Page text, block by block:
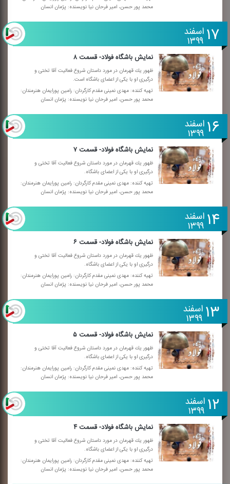
محمد پور حسن، امیر فرحان نیا نویسنده: پژمان انسان
۱۷اسفند
۱۳۹۹
نمایش باشگاه فولاد- قسمت ۸
ظهور یك قهرمان در مورد داستان شروع فعالیت آقا تختی و
درگیری او با یكی از اعضای باشگاه است.
تهیه كننده: مهدی نمینی مقدم كارگردان: رامین پورایمان هنرمندان:
محمد پور حسن، امیر فرحان نیا نویسنده: پژمان انسان
۱۶اسفند
۱۳۹۹
نمایش باشگاه فولاد- قسمت ۷
ظهور یك قهرمان در مورد داستان شروع فعالیت آقا تختی و
درگیری او با یكی از اعضای باشگاه.
تهیه كننده: مهدی نمینی مقدم كارگردان: رامین پورایمان هنرمندان:
محمد پور حسن، امیر فرحان نیا نویسنده: پژمان انسان
۱۴اسفند
۱۳۹۹
نمایش باشگاه فولاد- قسمت ۶
ظهور یك قهرمان در مورد داستان شروع فعالیت آقا تختی و
درگیری او با یكی از اعضای باشگاه.
تهیه كننده: مهدی نمینی مقدم كارگردان: رامین پورایمان هنرمندان:
محمد پور حسن، امیر فرحان نیا نویسنده: پژمان انسان
۱۳اسفند
۱۳۹۹
نمایش باشگاه فولاد- قسمت ۵
ظهور یك قهرمان در مورد داستان شروع فعالیت آقا تختی و
درگیری او با یكی از اعضای باشگاه.
تهیه كننده: مهدی نمینی مقدم كارگردان: رامین پورایمان هنرمندان:
محمد پور حسن، امیر فرحان نیا نویسنده: پژمان انسان
۱۲اسفند
۱۳۹۹
نمایش باشگاه فولاد- قسمت ۴
ظهور یك قهرمان در مورد داستان شروع فعالیت آقا تختی و
درگیری او با یكی از اعضای باشگاه.
تهیه كننده: مهدی نمینی مقدم كارگردان: رامین پورایمان هنرمندان:
محمد پور حسن، امیر فرحان نیا نویسنده: پژمان انسان